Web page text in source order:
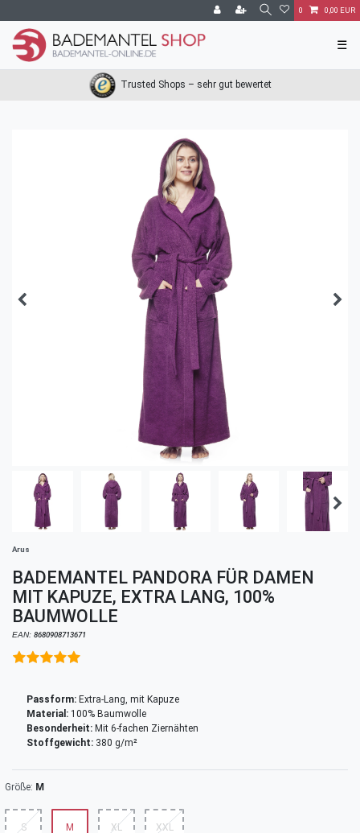
0 0,00 EUR
☰
Trusted Shops – sehr gut bewertet
Arus
BADEMANTEL PANDORA FÜR DAMEN
MIT KAPUZE, EXTRA LANG, 100%
BAUMWOLLE
EAN: 8680908713671
Passform: Extra-Lang, mit Kapuze
Material: 100% Baumwolle
Besonderheit: Mit 6-fachen Ziernähten
Stoffgewicht: 380 g/m²
Größe: M
S M XL XXL